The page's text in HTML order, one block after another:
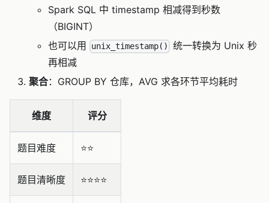
Spark SQL 中 timestamp 相减得到秒数
（BIGINT）
也可以用
unix_timestamp()
统一转换为 Unix 秒
再相减
聚合：GROUP BY 仓库，AVG 求各环节平均耗时
维度 评分
题目难度 ⭐️⭐️
题目清晰度 ⭐️⭐️⭐️⭐️